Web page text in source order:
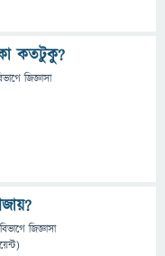
কতটুকু?
জিজ্ঞাসা
জিজ্ঞাসা